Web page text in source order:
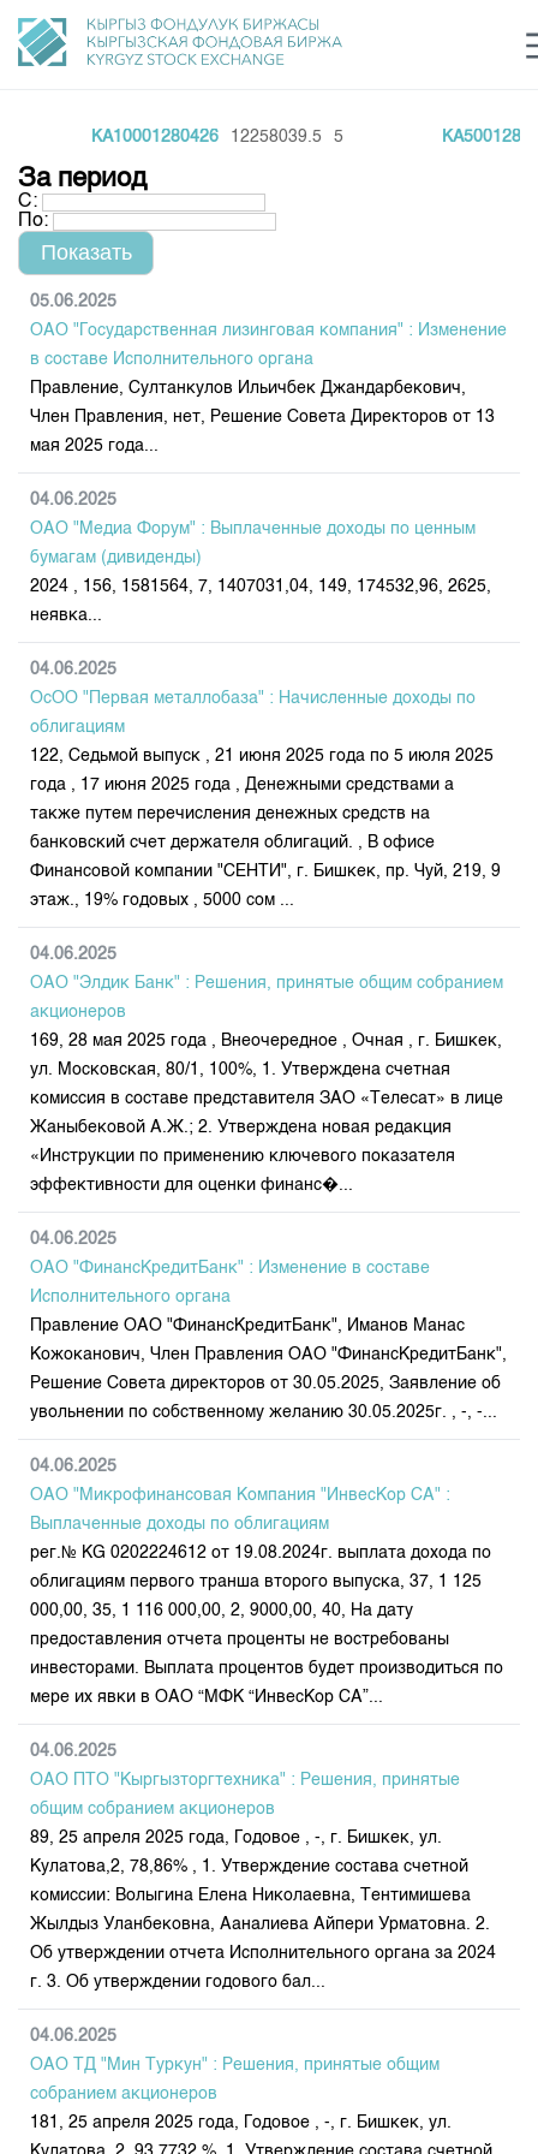
Финансовый рынок KG
О нас
Общая информация
Акционеры
Руководство
Внутренний аудитор
Участники торгов
Наши партнеры
Cтратегия развития
Контакты
Направления
Товарно-сырьевой сектор
Листинг
Центр раскрытия информации
Тарифы
Аналитика
Финансовый рынок KG
Пресс-клуб
Нормативная база
Биржевая деятельность
Депозитарная деятельность
Центр раскрытия информации
Статистика торгов
Итоги последних торгов
Архив торгов
Индекс и Капитализация
Котировки по ЦБ
Котировки по драг. металлам
Расписание аукционов по ГЦБ
Результаты аукционов ГЦБ
Объем ГЦБ в обращении
Результаты аукционов по депозитам
Общая информация
План работы на год
KA10001280426 12258039.5 5
За период
С:
По:
05.06.2025
ОАО "Государственная лизинговая компания" : Изменение
в составе Исполнительного органа
Правление, Султанкулов Ильичбек Джандарбекович,
Член Правления, нет, Решение Совета Директоров от 13
мая 2025 года...
04.06.2025
ОАО "Медиа Форум" : Выплаченные доходы по ценным
бумагам (дивиденды)
2024 , 156, 1581564, 7, 1407031,04, 149, 174532,96, 2625,
неявка...
04.06.2025
ОсОО "Первая металлобаза" : Начисленные доходы по
облигациям
122, Седьмой выпуск , 21 июня 2025 года по 5 июля 2025
года , 17 июня 2025 года , Денежными средствами а
также путем перечисления денежных средств на
банковский счет держателя облигаций. , В офисе
Финансовой компании "СЕНТИ", г. Бишкек, пр. Чуй, 219, 9
этаж., 19% годовых , 5000 сом ...
04.06.2025
ОАО "Элдик Банк" : Решения, принятые общим собранием
акционеров
169, 28 мая 2025 года , Внеочередное , Очная , г. Бишкек,
ул. Московская, 80/1, 100%, 1. Утверждена счетная
комиссия в составе представителя ЗАО «Телесат» в лице
Жаныбековой А.Ж.; 2. Утверждена новая редакция
«Инструкции по применению ключевого показателя
эффективности для оценки финанс�...
04.06.2025
ОАО "ФинансКредитБанк" : Изменение в составе
Исполнительного органа
Правление ОАО "ФинансКредитБанк", Иманов Манас
Кожоканович, Член Правления ОАО "ФинансКредитБанк",
Решение Совета директоров от 30.05.2025, Заявление об
увольнении по собственному желанию 30.05.2025г. , -, -...
04.06.2025
ОАО "Микрофинансовая Компания "ИнвесКор СА" :
Выплаченные доходы по облигациям
рег.№ KG 0202224612 от 19.08.2024г. выплата дохода по
облигациям первого транша второго выпуска, 37, 1 125
000,00, 35, 1 116 000,00, 2, 9000,00, 40, На дату
предоставления отчета проценты не востребованы
инвесторами. Выплата процентов будет производиться по
мере их явки в ОАО “МФК “ИнвесКор СА”...
04.06.2025
ОАО ПТО "Кыргызторгтехника" : Решения, принятые
общим собранием акционеров
89, 25 апреля 2025 года, Годовое , -, г. Бишкек, ул.
Кулатова,2, 78,86% , 1. Утверждение состава счетной
комиссии: Волыгина Елена Николаевна, Тентимишева
Жылдыз Уланбековна, Ааналиева Айпери Урматовна. 2.
Об утверждении отчета Исполнительного органа за 2024
г. 3. Об утверждении годового бал...
04.06.2025
ОАО ТД "Мин Туркун" : Решения, принятые общим
собранием акционеров
181, 25 апреля 2025 года, Годовое , -, г. Бишкек, ул.